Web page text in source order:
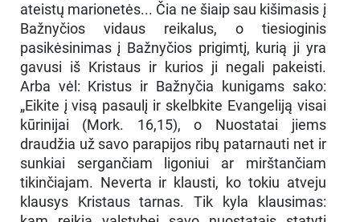
ateistų marionetės... Čia ne šiaip sau kišimasis į
Bažnyčios vidaus reikalus, o tiesioginis
pasikėsinimas į Bažnyčios prigimtį, kurią ji yra
gavusi iš Kristaus ir kurios ji negali pakeisti.
Arba vėl: Kristus ir Bažnyčia kunigams sako:
„Eikite į visą pasaulį ir skelbkite Evangeliją visai
kūrinijai (Mork. 16,15), o Nuostatai jiems
draudžia už savo parapijos ribų patarnauti net ir
sunkiai sergančiam ligoniui ar mirštančiam
tikinčiajam. Neverta ir klausti, ko tokiu atveju
klausys Kristaus tarnas. Tik kyla klausimas: